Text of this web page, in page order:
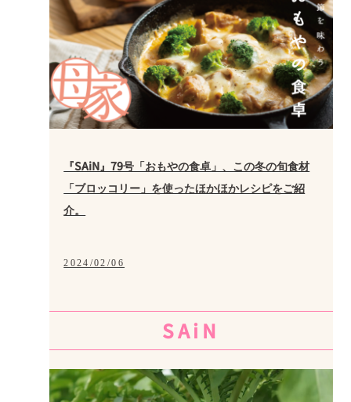
『SAiN』79号「おもやの食卓」、この冬の旬食材
「ブロッコリー」を使ったほかほかレシピをご紹
介。
2024/02/06
SAiN